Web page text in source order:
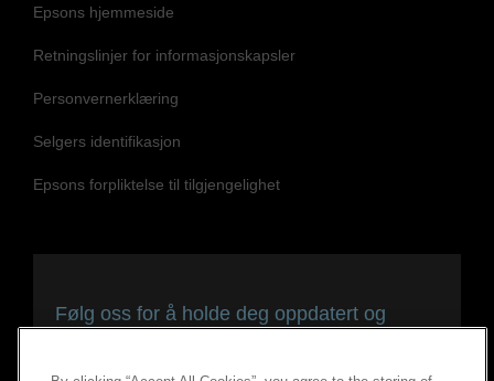
Epsons hjemmeside
Retningslinjer for informasjonskapsler
Personvernerklæring
Selgers identifikasjon
Epsons forpliktelse til tilgjengelighet
Følg oss for å holde deg oppdatert og